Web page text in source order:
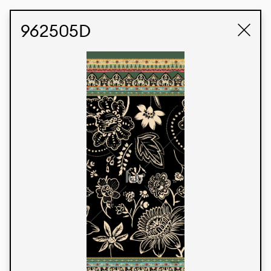
962505D
Temos orgulho de expressar nossa identidade
brasileira por meio de nossos tecidos e estampas
personalizadas, trabalhando em colaboração
com nossos clientes e dando vida aos seus
conceitos e criações. Nossa extensa linha de
produtos tem opções para diferentes mercados.
Oferecemos também tecidos ecológicos e
tecnológicos que podem ser acabados em
qualquer cor sólida ou impressão digital.